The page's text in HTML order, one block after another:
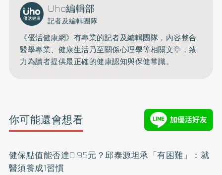
Uho編輯部
記者及編輯團隊
《優活健康網》有專業的記者及編輯團隊，內容整合
醫學專業、健康生活乃至關係心理學等相關文章，致
力為讀者提供最正確的健康認知與保健常識。
你可能還會想看
健保點值能否達0.95元？邱泰源坦承「有困難」：就
醫須養成1習慣